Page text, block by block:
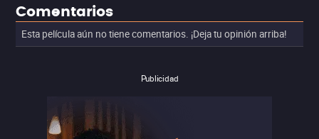
Comentarios
Esta película aún no tiene comentarios. ¡Deja tu opinión arriba!
Publicidad